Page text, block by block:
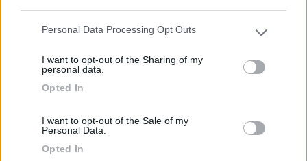
Please note that this website/app uses one or more Google
not limited to your visit or usage behaviour. You may click to
grant or deny consent to Google and its third-party tags to
use your data for below specified purposes in below Google
Personal Data Processing Opt Outs
I want to opt-out of the Sharing of my
personal data.
Opted In
I want to opt-out of the Sale of my
Personal Data.
Opted In
Vicino al paese, immerso nella pineta, dispone di
Bellamonte di Predazzo (TN) - 73.1km
Via Cece 16